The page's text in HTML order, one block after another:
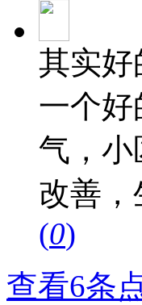
其实好
一个
气，小
改善
(0)
查看6条